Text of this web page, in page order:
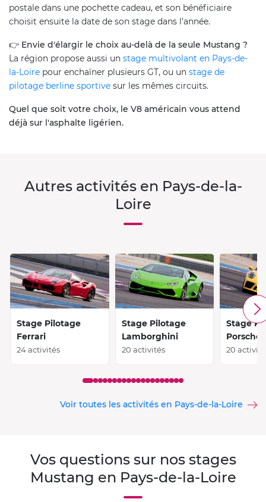
postale dans une pochette cadeau, et son bénéficiaire
choisit ensuite la date de son stage dans l'année.
👉 Envie d'élargir le choix au-delà de la seule Mustang ?
La région propose aussi un stage multivolant en Pays-de-
la-Loire pour enchaîner plusieurs GT, ou un stage de
pilotage berline sportive sur les mêmes circuits.
Quel que soit votre choix, le V8 américain vous attend
déjà sur l'asphalte ligérien.
Autres activités en Pays-de-la-
Loire
Stage Pilotage
Ferrari
24 activités
Stage Pilotage
Lamborghini
20 activités
Stage
Porsche
20
Voir toutes les activités en Pays-de-la-Loire
Vos questions sur nos stages
Mustang en Pays-de-la-Loire